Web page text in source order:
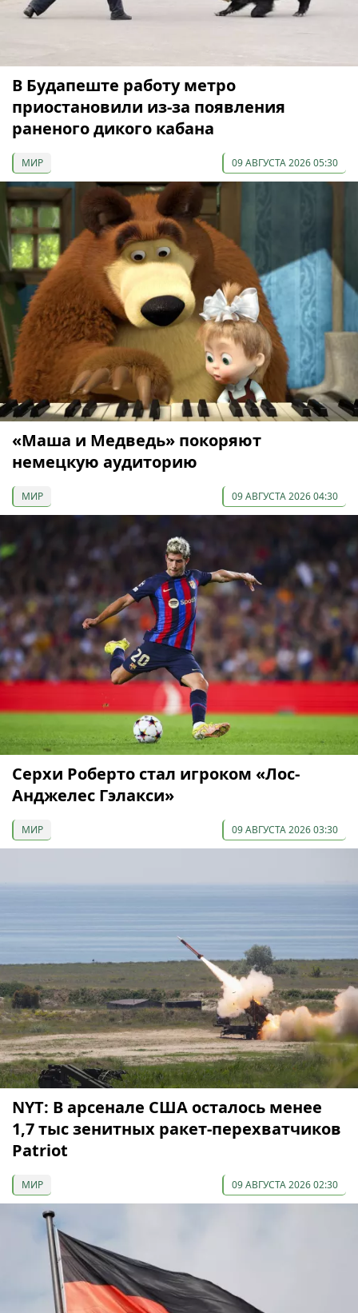
В Будапеште работу метро
приостановили из-за появления
раненого дикого кабана
МИР 09 АВГУСТА 2026 05:30
«Маша и Медведь» покоряют
немецкую аудиторию
МИР 09 АВГУСТА 2026 04:30
Серхи Роберто стал игроком «Лос-
Анджелес Гэлакси»
МИР 09 АВГУСТА 2026 03:30
NYT: В арсенале США осталось менее
1,7 тыс зенитных ракет-перехватчиков
Patriot
МИР 09 АВГУСТА 2026 02:30